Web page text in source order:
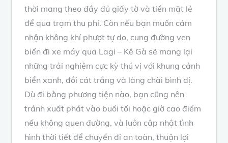
thời mang theo đầy đủ giấy tờ và tiền mặt lẻ
để qua trạm thu phí. Còn nếu bạn muốn cảm
nhận không khí phượt tự do, cung đường ven
biển đi xe máy qua Lagi – Kê Gà sẽ mang lại
những trải nghiệm cực kỳ thú vị với khung cảnh
biển xanh, đồi cát trắng và làng chài bình dị.
Dù đi bằng phương tiện nào, bạn cũng nên
tránh xuất phát vào buổi tối hoặc giờ cao điểm
nếu không quen đường, và luôn cập nhật tình
hình thời tiết để chuyến đi an toàn, thuận lợi